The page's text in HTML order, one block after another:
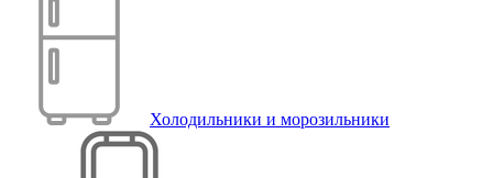
Холодильники и морозильники